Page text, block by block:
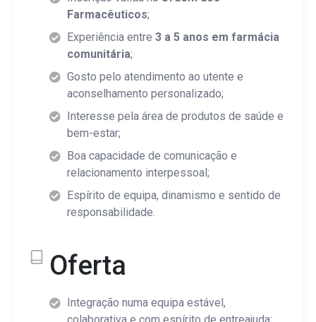
Farmacêuticos;
Experiência entre 3 a 5 anos em farmácia
comunitária;
Gosto pelo atendimento ao utente e
aconselhamento personalizado;
Interesse pela área de produtos de saúde e
bem-estar;
Boa capacidade de comunicação e
relacionamento interpessoal;
Espírito de equipa, dinamismo e sentido de
responsabilidade.
Oferta
Integração numa equipa estável,
consentimento através do endereço
geral@begreat-pharma.com , bem como consultar informação
Política de Privacidade
Declaro que li e compreendi a informação sobre o
dos meus dados pessoais e aPolítica de Privacidade
Os campos assinalados com são obrigatórios.
Os seus dados serão conservados pelo tempo necessário
informação adicional na nossaPolítica de Privacidade.
Declaro que li e compreendi a informação sobre o
dos meus dados pessoais e aPolítica de Privacidade
Os campos assinalados com *são obrigatórios.